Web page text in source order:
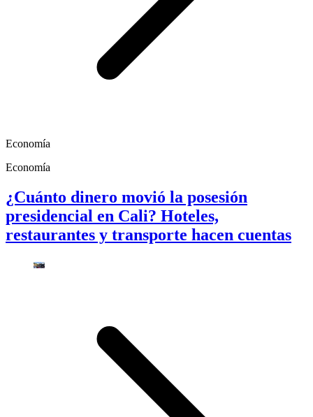
Economía
Economía
¿Cuánto dinero movió la posesión
presidencial en Cali? Hoteles,
restaurantes y transporte hacen cuentas